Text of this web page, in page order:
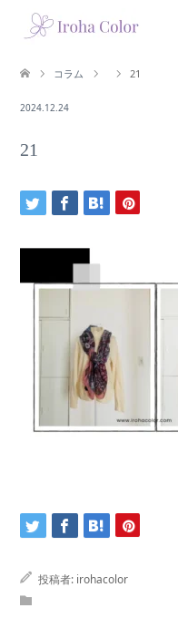
コラム 21
2024.12.24
21
投稿者: irohacolor